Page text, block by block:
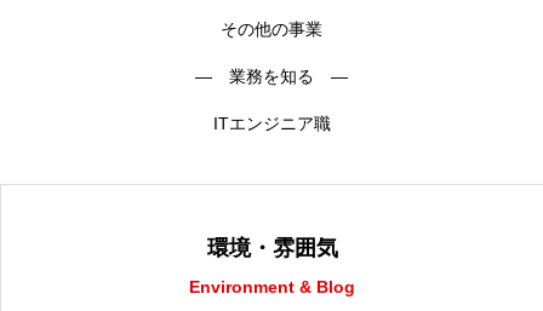
その他の事業
― 業務を知る ―
ITエンジニア職
環境・雰囲気
Environment & Blog